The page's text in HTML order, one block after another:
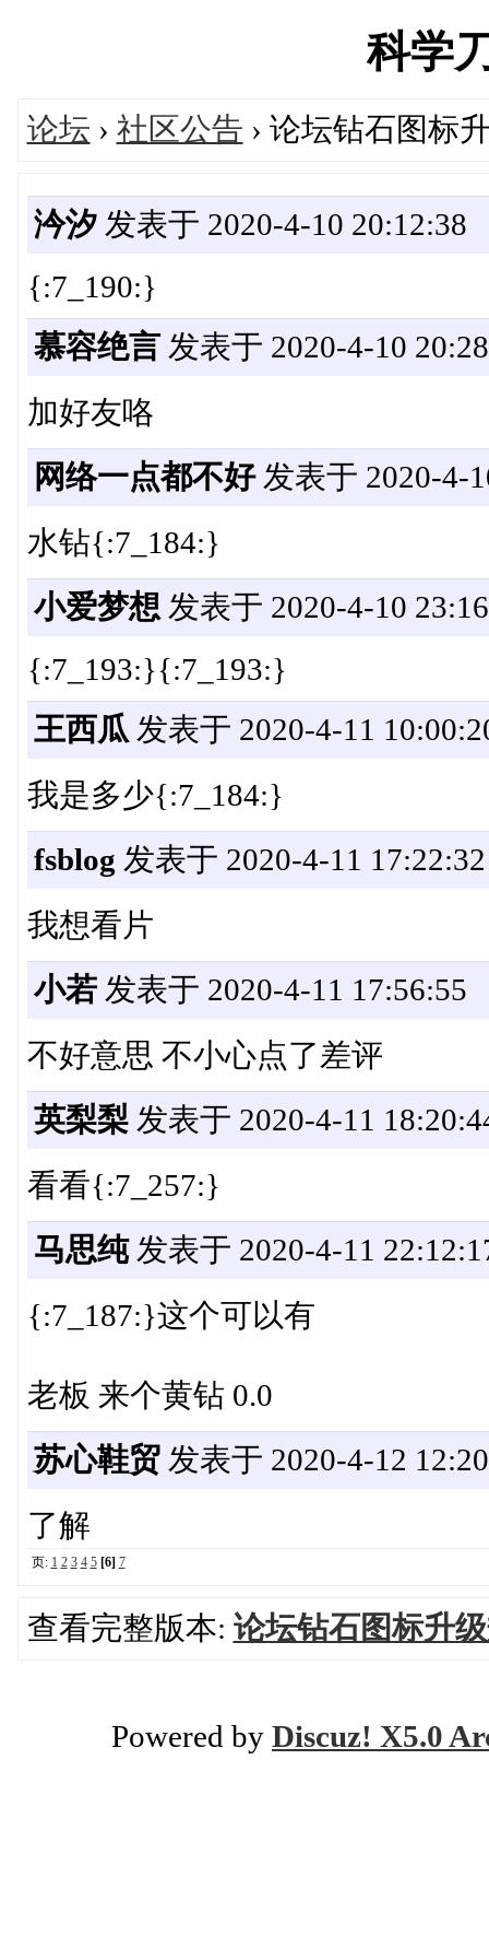
科学
论坛 › 社区公告 › 论坛钻石图标
汵汐发表于 2020-4-10 20:12:38
{:7_190:}
慕容绝言发表于 2020-4-10
加好友咯
网络一点都不好发表于 2020-4-
水钻{:7_184:}
小爱梦想 发表于 2020-4-10
{:7_193:}{:7_193:}
王西瓜 发表于 2020-4-11
我是多少{:7_184:}
fsblog 发表于 2020-4-11 17:22:32
我想看片
小若发表于 2020-4-11 17:56:55
不好意思 不小心点了差评
英梨梨发表于 2020-4-11
看看{:7_257:}
马思纯发表于 2020-4-11
{:7_187:}这个可以有
老板 来个黄钻 0.0
苏心鞋贸发表于 2020-4-12
了解
页: 1 2 3 4 5 [6] 7
查看完整版本: 论坛钻石图标升
Powered by Discuz! X5.0